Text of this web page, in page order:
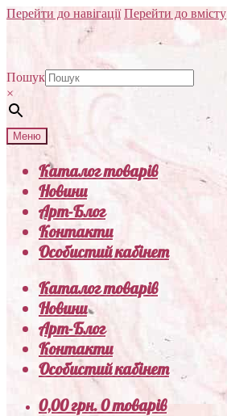
Перейти до навігації Перейти до вмісту
Пошук
×
Меню
Каталог товарів
Новини
Арт-Блог
Контакти
Особистий кабінет
Каталог товарів
Новини
Арт-Блог
Контакти
Особистий кабінет
0,00грн.0 товарів